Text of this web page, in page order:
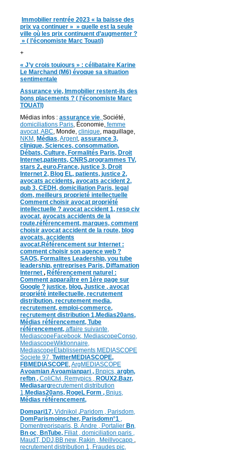
Immobilier rentrée 2023 « la baisse des
prix va continuer » » quelle est la seule
ville où les prix continuent d’augmenter ?
» ( l’économiste Marc Touati)
+
« J’y crois toujours » : célibataire Karine
Le Marchand (M6) évoque sa situation
sentimentale
Assurance vie, Immobilier restent-ils des
bons placements ? ( l’économiste Marc
TOUATI)
Médias infos : assurance vie, Société,
domiciliations Paris, Économie, femme
avocat,ABC, Monde, clinique, maquillage,
NKM , Médias,Argent, assurance 3,
clinique, Sciences, consommation,
Débats, Culture, Formalités Paris, Droit
Internet,patients, CNRS,programmes TV,
stars 2, euro,France, justice 3, Droit
Internet 2, Blog EL, patients, justice 2,
avocats accidents, avocats accident 2,
pub 3, CEDH, domiciliation Paris, legal
dom, meilleurs proprieté intellectuelle
Comment choisir avocat propriété
intellectuelle ? avocat accident 1, resp civ
avocat, avocats accidents de la
route,référencement, marques, comment
choisir avocat accident de la route, blog
avocats, accidents
avocat,Référencement sur Internet :
comment choisir son agence web ?
SAOS, Formalites Leadership, you tube
leadership, entreprises Paris, Diffamation
Internet , Référencement naturel :
Comment apparaître en 1ère page sur
Google ? justice, blog, Justice , avocat
propriété intellectuelle, recrutement
distribution, recrutement media,
recrutement, emploi-commerce,
recrutement distribution 1,Medias20ans,
Médias référencement, Tube
référencement, affaire suivante,
MediascopeFacebook, MediascopeConso,
MediascopeWiktionnaire,
MediascopeEtablissements MEDIASCOPE
Societe 97, TwitterMEDIASCOPE,
FBMEDIASCOPE,ArgMEDIASCOPE
Avoamian Avoamianpari , Bnpics, argbn,
refbn , ColiCIvi, Remypics , ROUX2,Bazr,
Mediasargrecrutement distribution
1,Medias20ans, RogeL Form , Bnjus,
Médias référencement,
Dompari17, Vidnikol ,Paridom , Parisdom,
DomParismoinscher, Parisdomn°1 ,
Domentreprisparis, B. Andre , Portalier Bn,
Bn oc, BnTube, Filiat, domiciliation paris ,
MaudT, DDJ,BB new, Rakin , Meillvocapp ,
recrutement distribution 1, Fraudes pic,